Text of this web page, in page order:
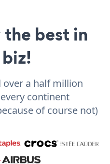
best in
over a half million
continent
of course not)